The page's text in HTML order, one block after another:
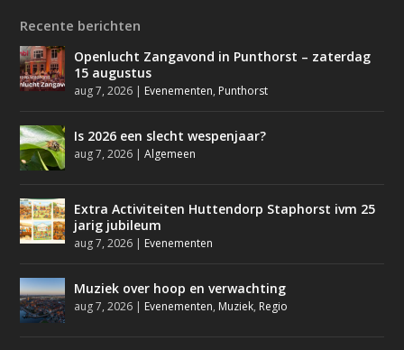
Recente berichten
Openlucht Zangavond in Punthorst – zaterdag
15 augustus
aug 7, 2026 | Evenementen, Punthorst
Is 2026 een slecht wespenjaar?
aug 7, 2026 |Algemeen
Extra Activiteiten Huttendorp Staphorst ivm 25
jarig jubileum
aug 7, 2026 | Evenementen
Muziek over hoop en verwachting
aug 7, 2026 | Evenementen, Muziek, Regio